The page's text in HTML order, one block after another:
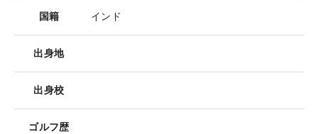
国籍 インド
出身地
出身校
ゴルフ歴